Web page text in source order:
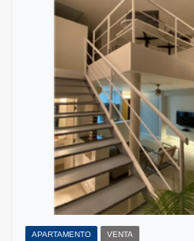
APARTAMENTO VENTA